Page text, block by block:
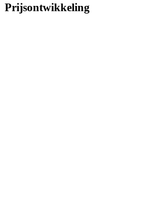
Prijsontwikkeling